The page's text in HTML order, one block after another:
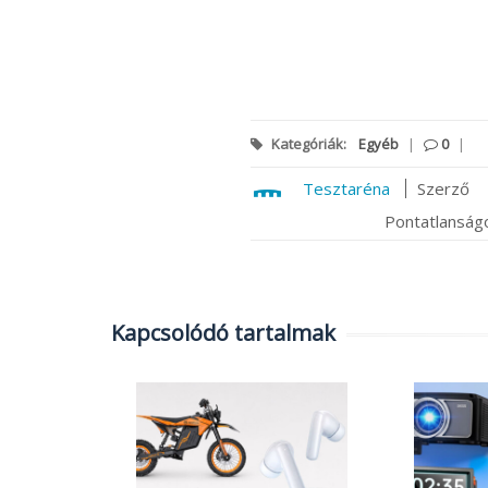
Kategóriák: Egyéb | 0 |
Tesztaréna
Szerző
Kapcsolódó tartalmak